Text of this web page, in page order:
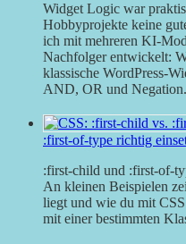
Widget Logic war
Hobbyprojekte keine
ich mit mehreren KI-
Nachfolger entwickelt:
klassische WordPress-
AND, OR und
:first-of-type richtig
:first-child und :first-of-
An kleinen Beispielen
liegt und wie du mit
mit einer bestimmten